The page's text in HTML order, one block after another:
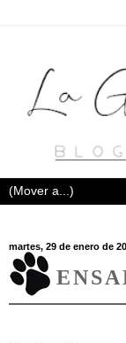
martes, 29 de enero de